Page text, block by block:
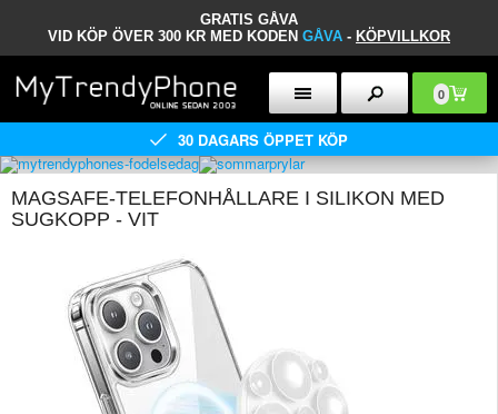
GRATIS GÅVA
VID KÖP ÖVER 300 KR MED KODEN GÅVA - KÖPVILLKOR
0
30 DAGARS ÖPPET KÖP
MAGSAFE-TELEFONHÅLLARE I SILIKON MED
SUGKOPP - VIT